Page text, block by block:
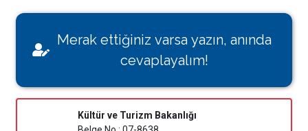
Merak ettiğiniz varsa yazın, anında
cevaplayalım!
Kültür ve Turizm Bakanlığı